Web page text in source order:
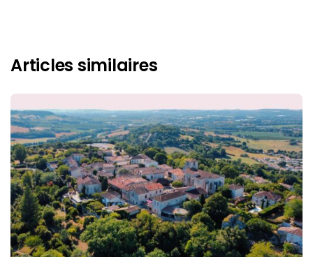
Articles similaires